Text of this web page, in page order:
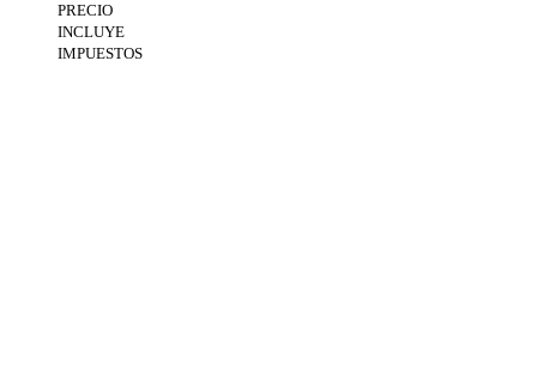
PRECIO
INCLUYE
IMPUESTOS